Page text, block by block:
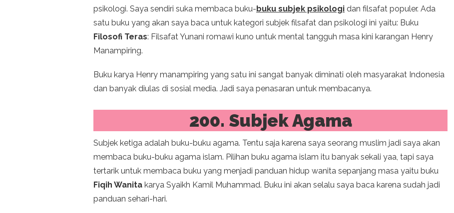
psikologi. Saya sendiri suka membaca buku-buku subjek psikologi dan filsafat populer. Ada
satu buku yang akan saya baca untuk kategori subjek filsafat dan psikologi ini yaitu: Buku
Filosofi Teras: Filsafat Yunani romawi kuno untuk mental tangguh masa kini karangan Henry
Manampiring.
Buku karya Henry manampiring yang satu ini sangat banyak diminati oleh masyarakat Indonesia
dan banyak diulas di sosial media. Jadi saya penasaran untuk membacanya.
200. Subjek Agama
Subjek ketiga adalah buku-buku agama. Tentu saja karena saya seorang muslim jadi saya akan
membaca buku-buku agama islam. Pilihan buku agama islam itu banyak sekali yaa, tapi saya
tertarik untuk membaca buku yang menjadi panduan hidup wanita sepanjang masa yaitu buku
Fiqih Wanita karya Syaikh Kamil Muhammad. Buku ini akan selalu saya baca karena sudah jadi
panduan sehari-hari.